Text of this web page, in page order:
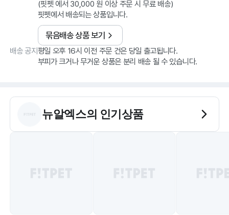
(핏펫 에서 30,000 원 이상 주문 시 무료 배송)
핏펫에서 배송되는 상품입니다.
묶음배송 상품 보기
배송 공지평일 오후 16시 이전 주문 건은 당일 출고됩니다.
부피가 크거나 무거운 상품은 분리 배송 될 수 있습니다.
뉴알엑스의 인기상품